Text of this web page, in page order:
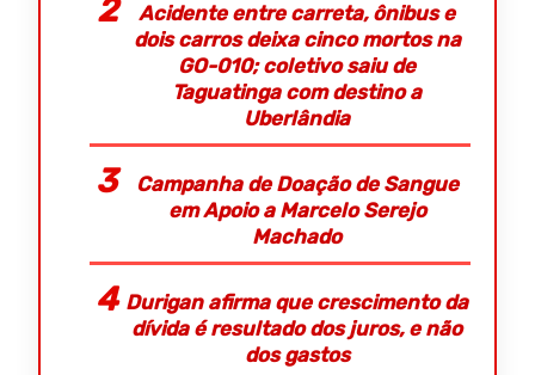
Acidente entre carreta, ônibus e
dois carros deixa cinco mortos na
GO-010; coletivo saiu de
Taguatinga com destino a
Uberlândia
Campanha de Doação de Sangue
em Apoio a Marcelo Serejo
Machado
Durigan afirma que crescimento da
dívida é resultado dos juros, e não
dos gastos